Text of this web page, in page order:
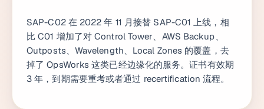
SAP-C02 在 2022 年 11 月接替 SAP-C01 上线，相
比 C01 增加了对 Control Tower、AWS Backup、
Outposts、Wavelength、Local Zones 的覆盖，去
掉了 OpsWorks 这类已经边缘化的服务。证书有效期
3 年，到期需要重考或者通过 recertification 流程。